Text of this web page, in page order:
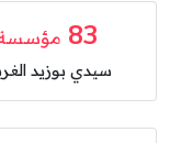
83
سيدي بوزيد